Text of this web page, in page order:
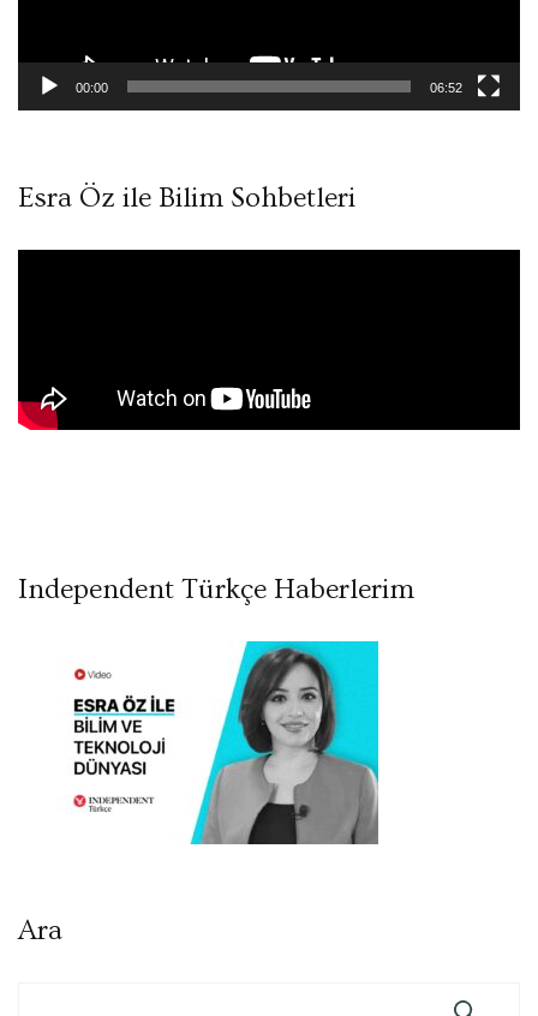
00:00 06:52
Esra Öz ile Bilim Sohbetleri
Independent Türkçe Haberlerim
Ara